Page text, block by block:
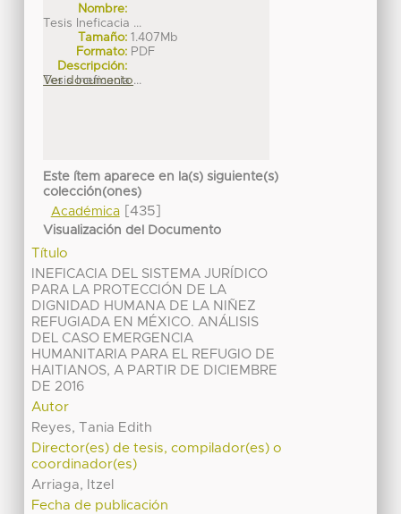
Nombre:
Tesis Ineficacia ...
Tamaño: 1.407Mb
Formato: PDF
Descripción:
Tesis Ineficacia ...
Ver documento
Este ítem aparece en la(s) siguiente(s)
colección(ones)
Académica[435]
Visualización del Documento
Título
INEFICACIA DEL SISTEMA JURÍDICO
PARA LA PROTECCIÓN DE LA
DIGNIDAD HUMANA DE LA NIÑEZ
REFUGIADA EN MÉXICO. ANÁLISIS
DEL CASO EMERGENCIA
HUMANITARIA PARA EL REFUGIO DE
HAITIANOS, A PARTIR DE DICIEMBRE
DE 2016
Autor
Reyes, Tania Edith
Director(es) de tesis, compilador(es) o
coordinador(es)
Arriaga, Itzel
Fecha de publicación